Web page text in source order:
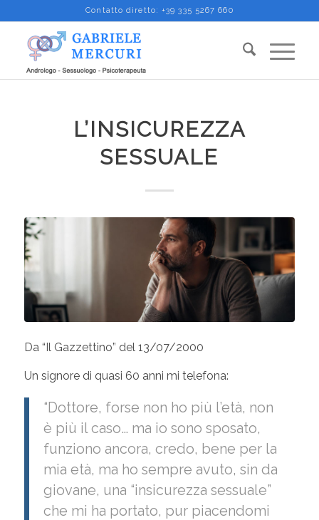
Contatto diretto:+39 335 5267 660
L’INSICUREZZA
SESSUALE
Da “Il Gazzettino” del 13/07/2000
Un signore di quasi 60 anni mi telefona:
“Dottore, forse non ho più l’età, non
è più il caso… ma io sono sposato,
funziono ancora, credo, bene per la
mia età, ma ho sempre avuto, sin da
giovane, una “insicurezza sessuale”
che mi ha portato, pur piacendomi